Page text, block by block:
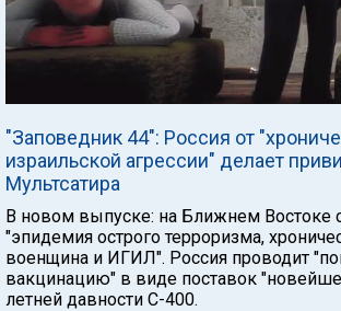
"Заповедник 44": Россия от
израильской агрессии" делает
Мультсатира
В новом выпуске: на Ближнем Востоке
"эпидемия острого терроризма,
военщина и ИГИЛ". Россия проводит
вакцинацию" в виде поставок
летней давности С-400.